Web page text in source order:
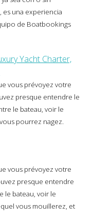
es una experiencia
de Boatbookings
Yacht Charter,
vous prévoyez votre
presque entendre le
le bateau, voir le
pourrez nagez.
vous prévoyez votre
presque entendre
le bateau, voir le
vous mouillerez, et